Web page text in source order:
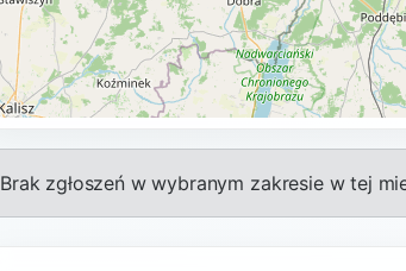
Brak zgłoszeń w wybranym zakresie w tej